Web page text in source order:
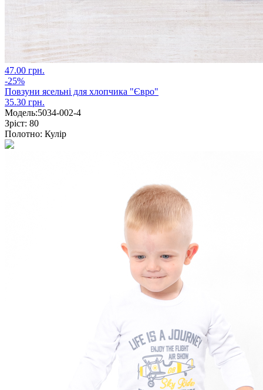
47.00 грн.
-25%
Повзуни ясельні для хлопчика "Євро"
35.30 грн.
Модель:5034-002-4
Зріст: 80
Полотно: Кулір